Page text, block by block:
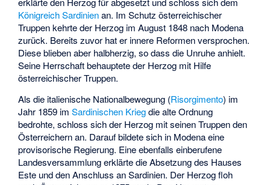
Königreich Sardinienan. Im Schutz österreichischer
Truppen kehrte der Herzog im August 1848 nach Modena
zurück. Bereits zuvor hat er innere Reformen versprochen.
Diese blieben aber halbherzig, so dass die Unruhe anhielt.
Seine Herrschaft behauptete der Herzog mit Hilfe
österreichischer Truppen.
Als die italienische Nationalbewegung (Risorgimento) im
Jahr 1859 imSardinischen Kriegdie alte Ordnung
bedrohte, schloss sich der Herzog mit seinen Truppen den
Österreichern an. Darauf bildete sich in Modena eine
provisorische Regierung. Eine ebenfalls einberufene
Landesversammlung erklärte die Absetzung des Hauses
Este und den Anschluss an Sardinien. Der Herzog floh